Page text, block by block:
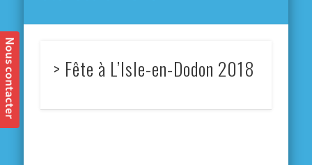
> Fête à L’Isle-en-Dodon 2018